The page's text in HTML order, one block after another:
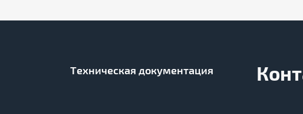
Техническая документация